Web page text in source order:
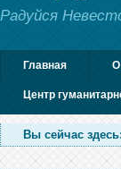
Радуйся
Главная О
Центр
Вы сейчас здесь: